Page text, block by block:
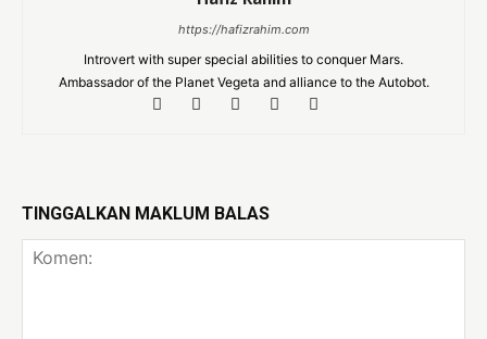
https://hafizrahim.com
Introvert with super special abilities to conquer Mars.
Ambassador of the Planet Vegeta and alliance to the Autobot.
TINGGALKAN MAKLUM BALAS